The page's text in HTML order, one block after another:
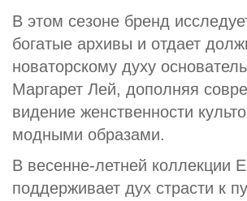
В этом сезоне бренд
богатые архивы и отдает
новаторскому духу
Маргарет Лей, дополняя
видение женственности
модными образами.
В весенне-летней коллекции
поддерживает дух страсти к